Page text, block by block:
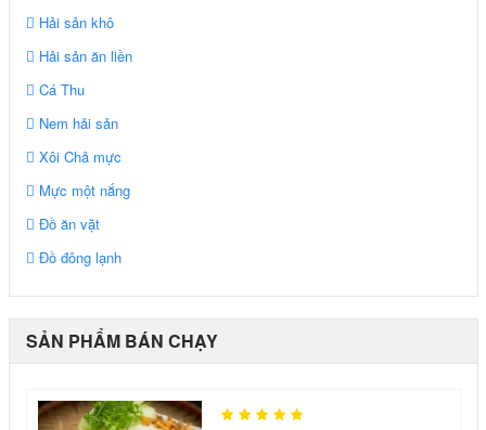
Hải sản khô
Hải sản ăn liền
Cá Thu
Nem hải sản
Xôi Chả mực
Mực một nắng
Đồ ăn vặt
Đồ đông lạnh
SẢN PHẨM BÁN CHẠY